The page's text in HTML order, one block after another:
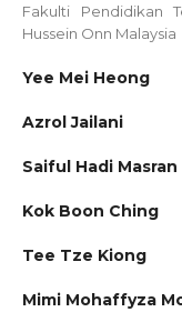
Fakulti Pendidikan
Hussein Onn Malaysia
Yee Mei Heong
Azrol Jailani
Saiful Hadi Masran
Kok Boon Ching
Tee Tze Kiong
Mimi Mohaffyza